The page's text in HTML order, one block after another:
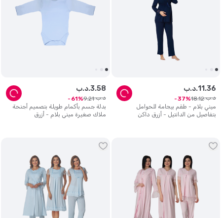
التاكد من من دقة الافكار والعناية والاهتمام بالتفاصيل مع صناعة وتصميم
كل منتج في ميني بلام لكن امل بان تحصلي على مشتريات قيمة تفخرين بها
كما نفخر نحن. بوركو يوس
ميني بلام - طقم بيجامة للحوامل
بتفاصيل من الدانتيل - أزرق داكن
د.ب.11 .36
د.ب. 18.12
37
بدلة جسم بأكمام طويلة بتصميم أجنحة
ملاك صغيرة ميني بلام - أزرق
د.ب.3.58
د.ب. 9.21
61